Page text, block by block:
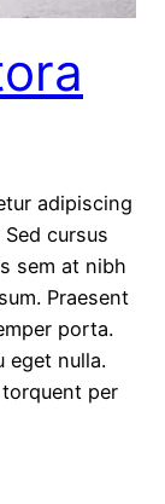
adipiscing
cursus
sem at nibh
Praesent
porta.
eget nulla.
per